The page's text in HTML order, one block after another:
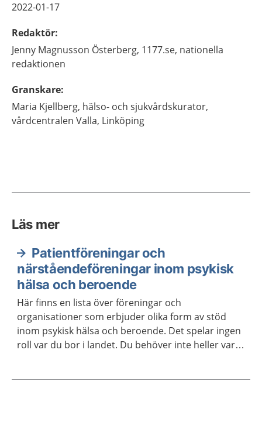
2022-01-17
Redaktör:
Jenny Magnusson Österberg, 1177.se, nationella
redaktionen
Granskare:
Maria Kjellberg, hälso- och sjukvårdskurator,
vårdcentralen Valla, Linköping
Läs mer
Patientföreningar och
närståendeföreningar inom psykisk
hälsa och beroende
Här finns en lista över föreningar och
organisationer som erbjuder olika form av stöd
inom psykisk hälsa och beroende. Det spelar ingen
roll var du bor i landet. Du behöver inte heller vara